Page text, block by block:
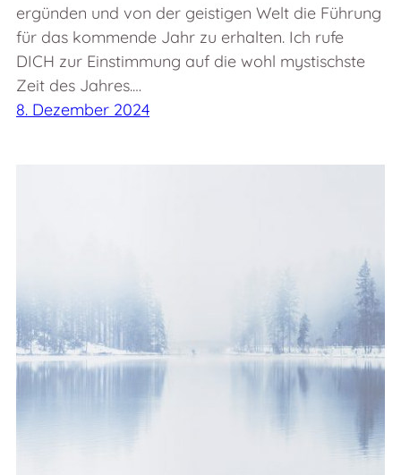
ergünden und von der geistigen Welt die Führung
für das kommende Jahr zu erhalten. Ich rufe
DICH zur Einstimmung auf die wohl mystischste
Zeit des Jahres.…
8. Dezember 2024